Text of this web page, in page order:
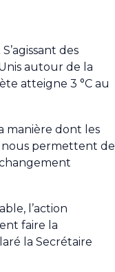
des
autour de la
atteigne 3 °C au
manière dont les
nous permettent de
l’action
faire la
la Secrétaire